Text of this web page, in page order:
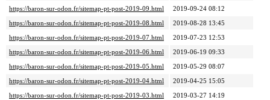
https://baron-sur-odon.fr/sitemap-pt-post-2019-09.html
2019-09-24 08:12
https://baron-sur-odon.fr/sitemap-pt-post-2019-08.html
2019-08-28 13:45
https://baron-sur-odon.fr/sitemap-pt-post-2019-07.html
2019-07-23 12:53
https://baron-sur-odon.fr/sitemap-pt-post-2019-06.html
2019-06-19 09:33
https://baron-sur-odon.fr/sitemap-pt-post-2019-05.html
2019-05-29 08:07
https://baron-sur-odon.fr/sitemap-pt-post-2019-04.html
2019-04-25 15:05
https://baron-sur-odon.fr/sitemap-pt-post-2019-03.html
2019-03-27 14:19